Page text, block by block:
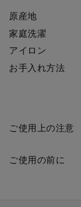
原産地
家庭洗濯
アイロン
お手入れ方法
ご使用上の注意
ご使用の前に